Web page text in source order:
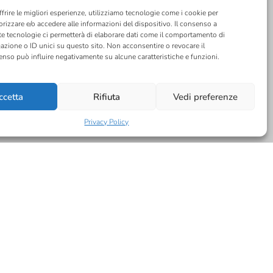
le migliori esperienze, utilizziamo tecnologie come i cookie per
e/o accedere alle informazioni del dispositivo. Il consenso a
tecnologie ci permetterà di elaborare dati come il comportamento di
o ID unici su questo sito. Non acconsentire o revocare il
può influire negativamente su alcune caratteristiche e funzioni.
Rifiuta Vedi preferenze
Privacy Policy